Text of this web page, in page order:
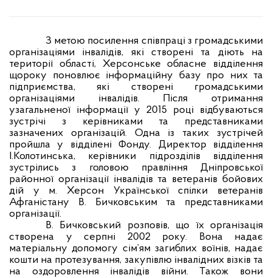
З метою посилення співпраці з громадськими
організаціями інвалідів, які створені та діють на
території області, Херсонське обласне відділення
щороку поновлює інформаційну базу про них та
підприємства, які створені громадськими
організаціями інвалідів. Після отримання
узагальненої інформації у 2015 році відбуваються
зустрічі з керівниками та представниками
зазначених організацій. Одна із таких зустрічей
пройшла у відділені Фонду. Директор відділення
І.Колотинська, керівники підрозділів відділення
зустрілись з головою правління Дніпровської
районної організації інвалідів та ветеранів бойових
дій у м. Херсон Української спілки ветеранів
Афганістану В. Бичковським та представниками
організації.
В. Бичковський розповів, що їх організація
створена у серпні 2002 року. Вона надає
матеріальну допомогу сім’ям загиблих воїнів, надає
кошти на протезування, закупівлю інвалідних візків та
на оздоровлення інвалідів війни. Також вони